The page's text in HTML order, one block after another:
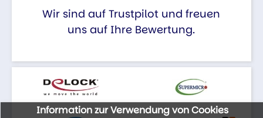
Wir sind auf Trustpilot und freuen
uns auf Ihre Bewertung.
Information zur Verwendung von Cookies